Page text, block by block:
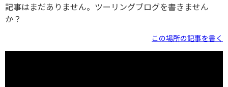
記事はまだありません。ツーリングブログを書きません
か？
この場所の記事を書く